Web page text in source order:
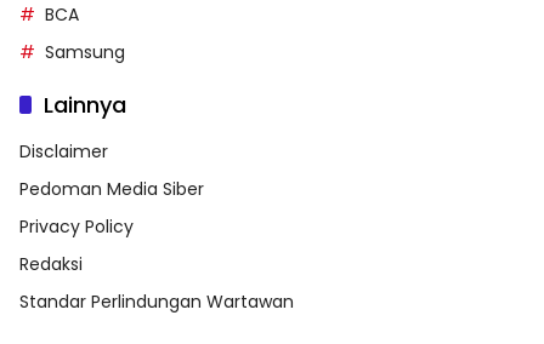
BCA
Samsung
Lainnya
Disclaimer
Pedoman Media Siber
Privacy Policy
Redaksi
Standar Perlindungan Wartawan